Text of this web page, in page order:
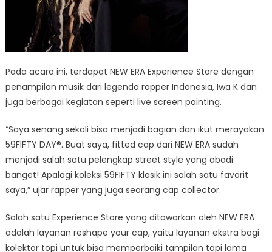
Pada acara ini, terdapat NEW ERA Experience Store dengan
penampilan musik dari legenda rapper Indonesia, Iwa K dan
juga berbagai kegiatan seperti live screen painting.
“Saya senang sekali bisa menjadi bagian dan ikut merayakan
59FIFTY DAY®. Buat saya, fitted cap dari NEW ERA sudah
menjadi salah satu pelengkap street style yang abadi
banget! Apalagi koleksi 59FIFTY klasik ini salah satu favorit
saya,” ujar rapper yang juga seorang cap collector.
Salah satu Experience Store yang ditawarkan oleh NEW ERA
adalah layanan reshape your cap, yaitu layanan ekstra bagi
kolektor topi untuk bisa memperbaiki tampilan topi lama